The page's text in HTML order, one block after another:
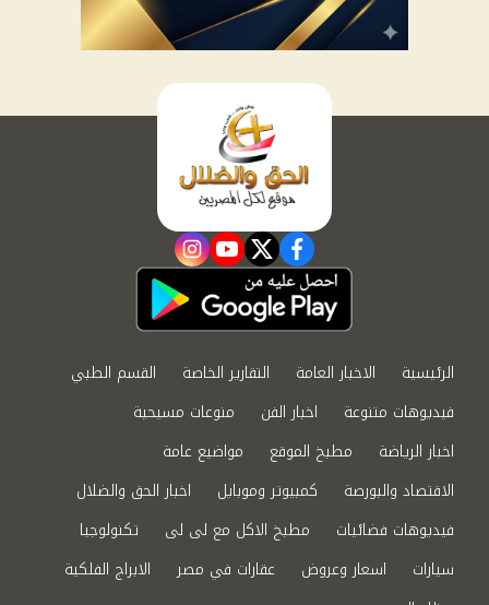
facebook
twitter
youtube
instagram
الرئيسية الاخبار العامة التقارير الخاصة
القسم الطبي
فيديوهات متنوعة
اخبار الفن
منوعات مسيحية
اخبار الرياضة
مطبخ الموقع
مواضيع عامة
الاقتصاد والبورصة
كمبيوتر وموبايل
اخبار الحق والضلال
فيديوهات فضائيات
مطبخ الاكل مع لى لى
تكنولوجيا
سيارات
اسعار وعروض عقارات في مصر
الابراج الفلكية